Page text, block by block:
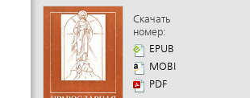
Скачать
номер:
EPUB
MOBI
PDF